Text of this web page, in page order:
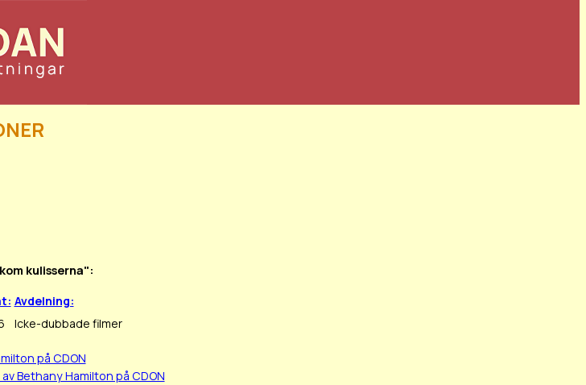
kulisserna":
Avdelning:
Icke-dubbade filmer
på CDON
Bethany Hamilton på CDON